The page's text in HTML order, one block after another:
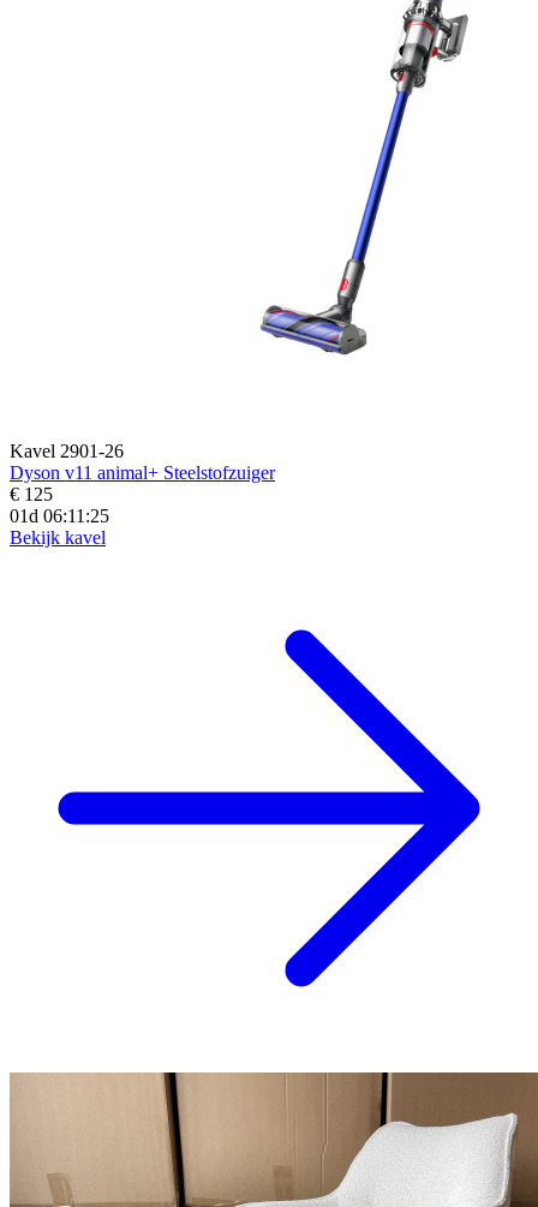
Kavel 2901-26
Dyson v11 animal+ Steelstofzuiger
€ 125
01d 06:11:23
Bekijk kavel